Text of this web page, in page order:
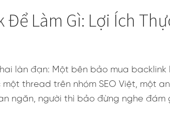
Để Làm Gì: Lợi Ích
làn đạn: Một bên bảo mua backlink
một thread trên nhóm SEO Việt, một
ngăn, người thì bảo đừng nghe đám